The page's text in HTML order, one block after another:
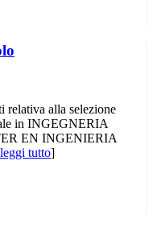
relativa alla selezione
in INGEGNERIA
EN INGENIERIA
leggi tutto]